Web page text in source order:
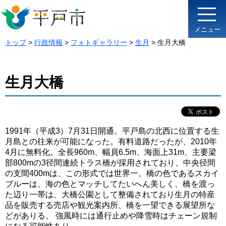
メニュー
トップ> 行政情報 > フォトギャラリー > 生月 > 生月大橋
生月大橋
1991年（平成3）7月31日開通。平戸島の北西に位置する生
月島との往来が可能になった。有料道路だったが、2010年
4月に無料化。全長960m、幅員6.5m、海面上31m、主要梁
部800mの3径間連続トラス橋が採用されており、中央径間
の支間400mは、この形式では世界一。橋の色であるスカイ
ブルーは、海の色とマッチしてたいへん美しく、橋を渡っ
た辺り一帯は、大橋公園として整備されており生月の特産
品を販売する売店や観光案内所、橋を一望できる展望所な
どがありる。 強風時には通行止めや降雪時はチェーン規制